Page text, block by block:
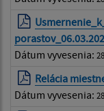
Dátum vyvesenia:
Relácia
Dátum vyvesenia: